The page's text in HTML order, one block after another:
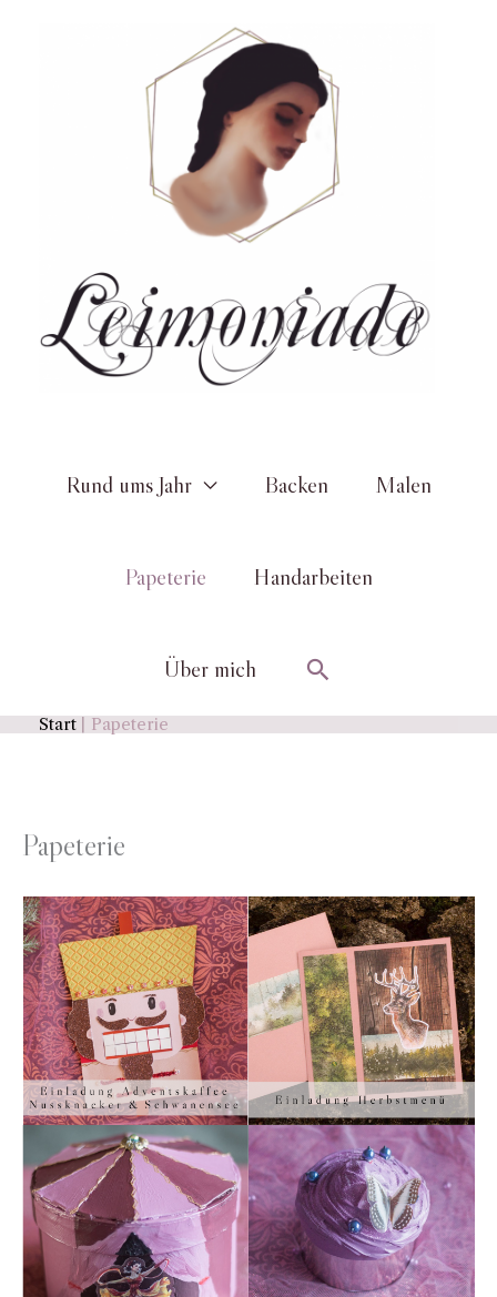
Rund ums Jahr Backen Malen
Papeterie Handarbeiten
Über mich Suchen
Start Papeterie
Papeterie